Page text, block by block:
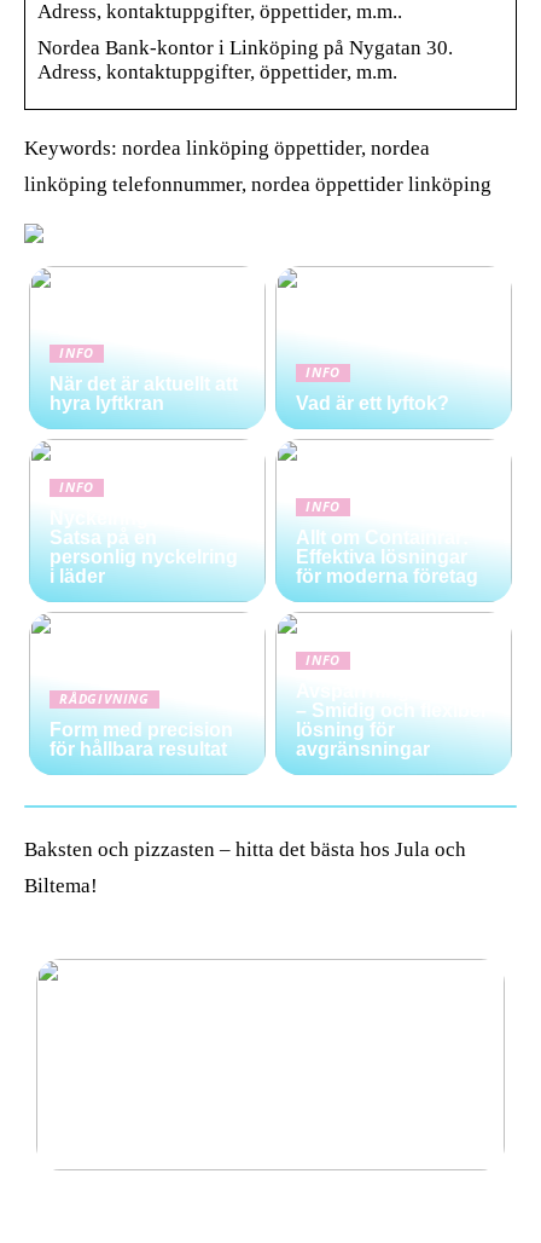
Adress, kontaktuppgifter, öppettider, m.m..
Nordea Bank-kontor i Linköping på Nygatan 30.
Adress, kontaktuppgifter, öppettider, m.m.
Keywords: nordea linköping öppettider, nordea
linköping telefonnummer, nordea öppettider linköping
INFO
När det är aktuellt att
hyra lyftkran
INFO
Vad är ett lyftok?
INFO
Nyckelring med stil:
Satsa på en
personlig nyckelring
i läder
INFO
Allt om Containrar:
Effektiva lösningar
för moderna företag
RÅDGIVNING
Form med precision
för hållbara resultat
INFO
Avspärrningsstolpar
– Smidig och flexibel
lösning för
avgränsningar
Baksten och pizzasten – hitta det bästa hos Jula och
Biltema!